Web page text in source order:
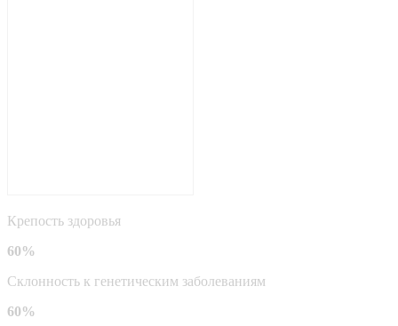
Крепость здоровья
60%
Склонность к генетическим заболеваниям
60%